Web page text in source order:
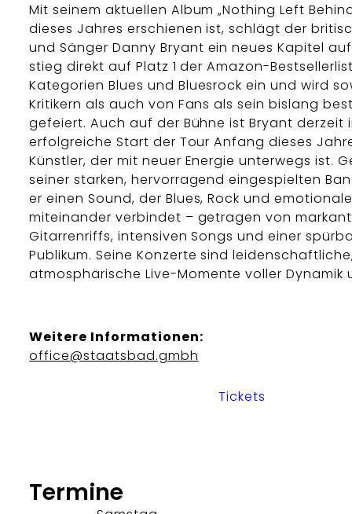
Mit seinem aktuellen Album „Nothing Left
dieses Jahres erschienen ist, schlägt der
und Sänger Danny Bryant ein neues Kapitel
stieg direkt auf Platz 1 der Amazon-
Kategorien Blues und Bluesrock ein und wird
Kritikern als auch von Fans als sein bislang
gefeiert. Auch auf der Bühne ist Bryant derzeit
erfolgreiche Start der Tour Anfang dieses
Künstler, der mit neuer Energie unterwegs ist.
seiner starken, hervorragend eingespielten
er einen Sound, der Blues, Rock und
miteinander verbindet – getragen von
Gitarrenriffs, intensiven Songs und einer
Publikum. Seine Konzerte sind
atmosphärische Live-Momente voller Dynamik
Weitere Informationen:
office@staatsbad.gmbh
Tickets
Termine